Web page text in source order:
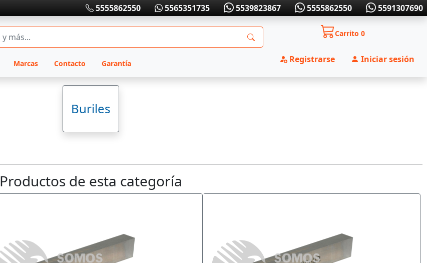
5555862550 5565351735 5539823867 5555862550 5591307690
Marcas Contacto Garantía
Carrito0
Registrarse Iniciar sesión
Buriles
Productos de esta categoría